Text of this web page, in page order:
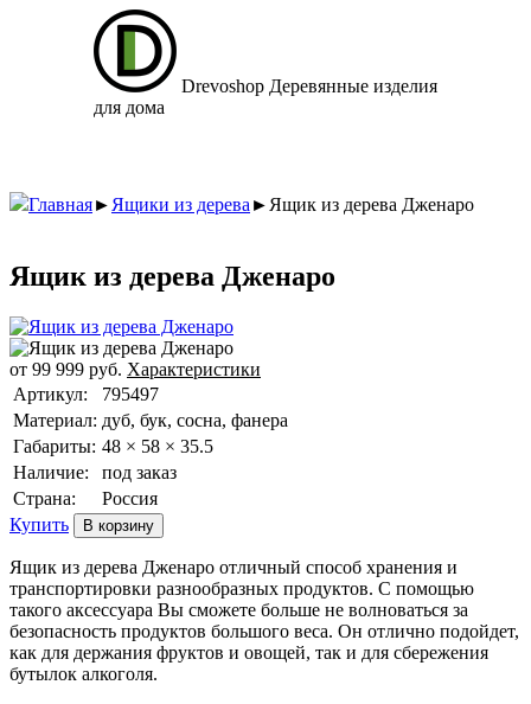
Drevoshop Деревянные изделия
для дома
Главная► Ящики из дерева ► Ящик из дерева Дженаро
Ящик из дерева Дженаро
от 99 999 руб. Характеристики
Артикул:
795497
Материал: дуб, бук, сосна, фанера
Габариты: 48 × 58 × 35.5
Наличие:
под заказ
Страна:
Россия
Купить
Ящик из дерева Дженаро отличный способ хранения и
транспортировки разнообразных продуктов. С помощью
такого аксессуара Вы сможете больше не волноваться за
безопасность продуктов большого веса. Он отлично подойдет,
как для держания фруктов и овощей, так и для сбережения
бутылок алкоголя.